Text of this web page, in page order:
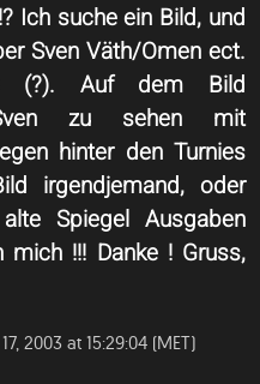
Ich suche ein Bild, und
Sven Väth/Omen ect.
(?). Auf dem Bild
zu sehen mit
hinter den Turnies
irgendjemand, oder
Spiegel Ausgaben
!!! Danke ! Gruss,
2003 at 15:29:04 (MET)